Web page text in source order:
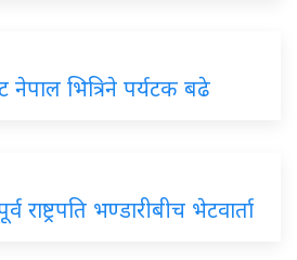
नेपाल भित्रिने पर्यटक बढे
राष्ट्रपति भण्डारीबीच भेटवार्ता